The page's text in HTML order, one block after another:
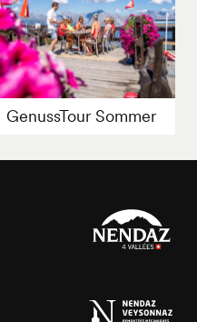
GenussTour Sommer